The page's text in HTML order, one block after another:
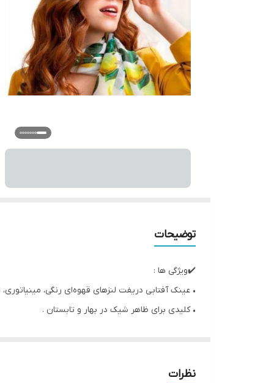
توضیحات
✔️ویژگی ها :
• عینک آفتابی دریفت لنزهای قهوه‌ای رنگی، مینیاتوری،
• کلیدی برای ظاهر شیک در بهار و تابستان .
نظرات